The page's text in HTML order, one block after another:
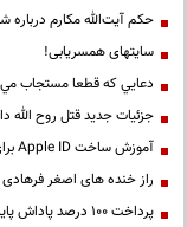
حكم آيت‌الله مكارم درباره
سایتهای همسریابی!
دعايي كه قطعا مستجاب
جزئیات جدید قتل روح الله
آموزش ساخت Apple ID برای کاربران ایرانی
راز خنده های اصغر
پرداخت ۱۰۰ درصد پاداش پایان خدمت فرهنگیان